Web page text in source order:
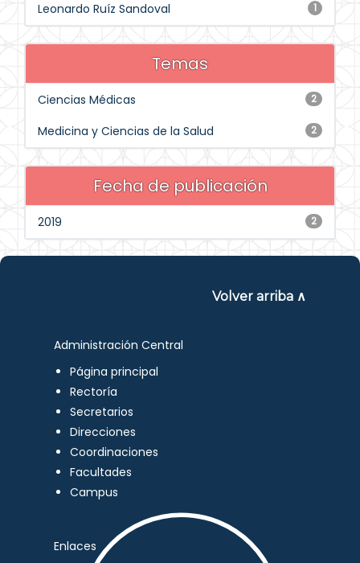
1
Leonardo Ruíz Sandoval
Temas
2
Ciencias Médicas
2
Medicina y Ciencias de la Salud
Fecha de publicación
2
2019
Volver arriba ∧
Administración Central
Página principal
Rectoría
Secretarios
Direcciones
Coordinaciones
Facultades
Campus
Enlaces